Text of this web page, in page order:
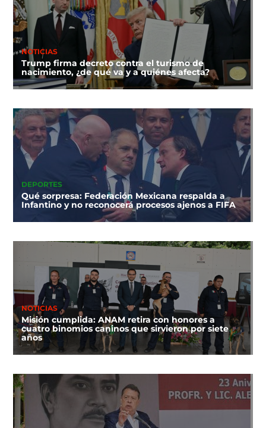
NOTICIAS
Trump firma decreto contra el turismo de
nacimiento, ¿de qué va y a quiénes afecta?
DEPORTES
Qué sorpresa: Federación Mexicana respalda a
Infantino y no reconocerá procesos ajenos a FIFA
NOTICIAS
Misión cumplida: ANAM retira con honores a
cuatro binomios caninos que sirvieron por siete
años